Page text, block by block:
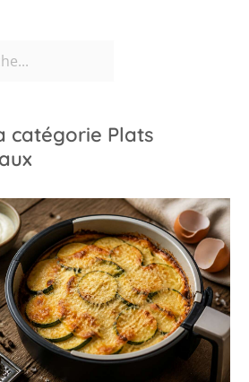
catégorie Plats